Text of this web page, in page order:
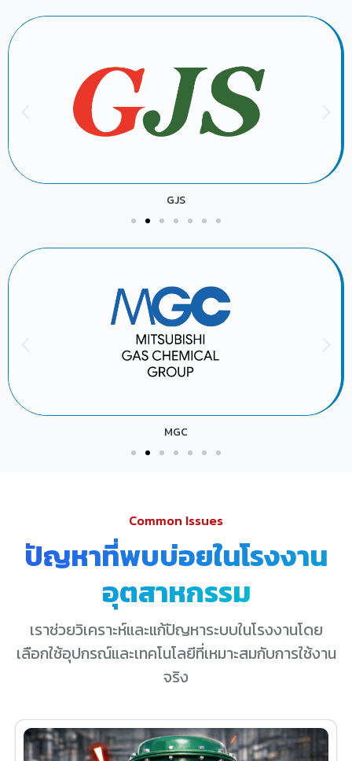
GJS
MGC
Common Issues
ปัญหาที่พบบ่อยในโรงงาน
อุตสาหกรรม
เราช่วยวิเคราะห์และแก้ปัญหาระบบในโรงงานโดย
เลือกใช้อุปกรณ์และเทคโนโลยีที่เหมาะสมกับการใช้งาน
จริง